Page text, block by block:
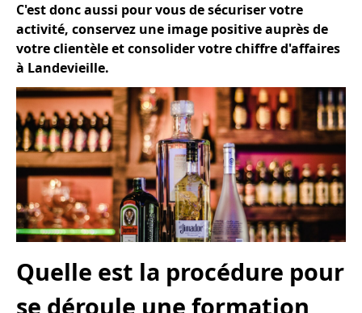
C'est donc aussi pour vous de sécuriser votre
activité, conservez une image positive auprès de
votre clientèle et consolider votre chiffre d'affaires
à Landevieille.
Quelle est la procédure pour
se déroule une formation